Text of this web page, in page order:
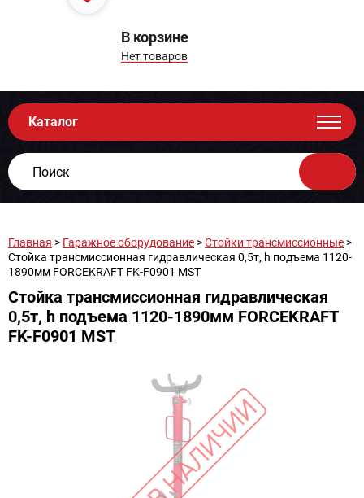
В корзине
Нет товаров
Каталог
Главная > Гаражное оборудование >Стойки трансмиссионные >
Стойка трансмиссионная гидравлическая 0,5т, h подъема 1120-
1890мм FORCEKRAFT FK-F0901 MST
Стойка трансмиссионная гидравлическая
0,5т, h подъема 1120-1890мм FORCEKRAFT
FK-F0901 MST